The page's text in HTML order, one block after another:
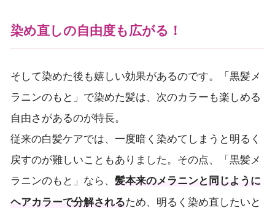
染め直しの自由度も広がる！
そして染めた後も嬉しい効果があるのです。「黒髪メ
ラニンのもと」で染めた髪は、次のカラーも楽しめる
自由さがあるのが特長。
従来の白髪ケアでは、一度暗く染めてしまうと明るく
戻すのが難しいこともありました。その点、「黒髪メ
ラニンのもと」なら、髪本来のメラニンと同じように
ヘアカラーで分解されるため、明るく染め直したいと